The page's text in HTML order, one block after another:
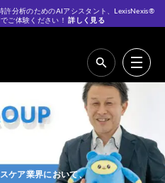
許分析のためのAIアシスタント、LexisNexis®
ご体験ください！
詳しく見る
ヘルスケア業界において、効果的
ケア業界において、